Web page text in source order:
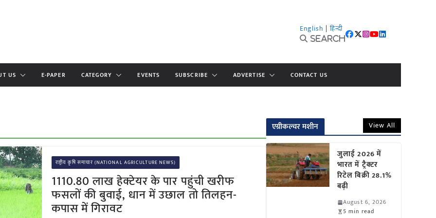
English | हिन्दी
Search
US E-PAPER CATEGORY EVENTS SUBSCRIBE ADVERTISE CONTACT US
राष्ट्रीय कृषि समाचार (NATIONAL AGRICULTURE NEWS)
1110.80 लाख हेक्टेयर के पार पहुंची खरीफ
फसलों की बुवाई, धान में उछाल तो तिलहन-
कपास में गिरावट
एग्रीकल्चर मशीन View All
जुलाई 2026 में
भारत में ट्रैक्टर
रिटेल बिक्री 28.1%
बढ़ी
August 6, 2026
5 min read